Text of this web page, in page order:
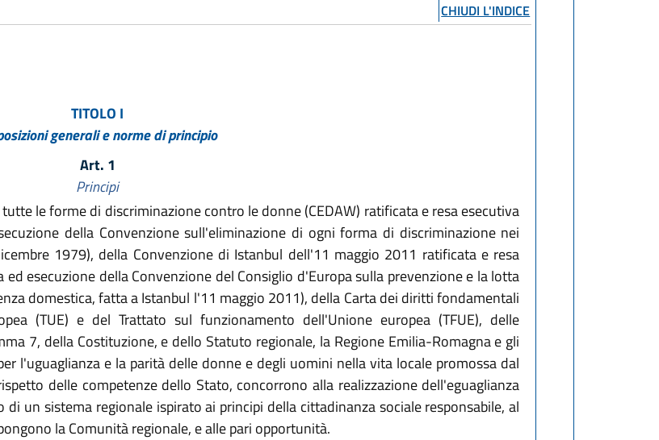
CHIUDI L'INDICE
TITOLO I
generali e norme di principio
Art. 1
Principi
le forme di discriminazione contro le donne (CEDAW) ratificata e resa esecutiva
della Convenzione sull'eliminazione di ogni forma di discriminazione nei
1979), della Convenzione di Istanbul dell'11 maggio 2011 ratificata e resa
ed esecuzione della Convenzione del Consiglio d'Europa sulla prevenzione e la lotta
domestica, fatta a Istanbul l'11 maggio 2011), della Carta dei diritti fondamentali
(TUE) e del Trattato sul funzionamento dell'Unione europea (TFUE), delle
7, della Costituzione, e dello Statuto regionale, la Regione Emilia-Romagna e gli
l'uguaglianza e la parità delle donne e degli uomini nella vita locale promossa dal
delle competenze dello Stato, concorrono alla realizzazione dell'eguaglianza
un sistema regionale ispirato ai principi della cittadinanza sociale responsabile, al
la Comunità regionale, e alle pari opportunità.